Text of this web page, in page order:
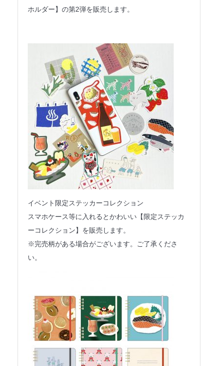
ホルダー】の第2弾を販売します。
イベント限定ステッカーコレクション
スマホケース等に入れるとかわいい【限定ステッカ
ーコレクション】を販売します。
※完売柄がある場合がございます。ご了承くださ
い。